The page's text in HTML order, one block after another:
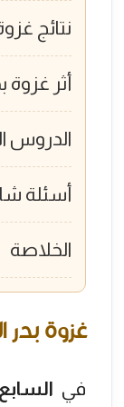
نتائج
أثر
الدروس
أسئلة
الخلاصة
غزوة بدر الكبرى في 17 رمضان:
في